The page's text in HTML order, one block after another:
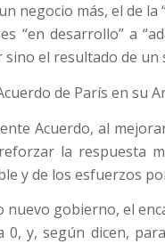
negocio más, el de la
“en desarrollo” a
sino el resultado de
de París en su
Acuerdo, al
la respuesta
y de los esfuerzos
nuevo gobierno, el
0, y, según dicen,